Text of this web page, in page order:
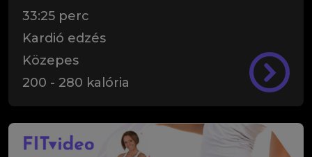
33:25 perc
Kardió edzés
Közepes
200 - 280 kalória